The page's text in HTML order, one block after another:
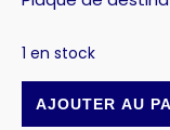
1 en stock
AJOUTER AU